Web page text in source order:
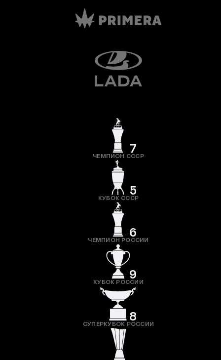
7
ЧЕМПИОН СССР
5
КУБОК СССР
6
ЧЕМПИОН РОССИИ
9
КУБОК РОССИИ
8
СУПЕРКУБОК РОССИИ